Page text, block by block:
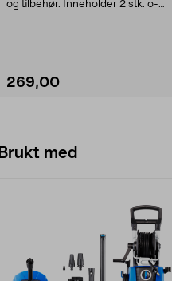
og tilbehør. Inneholder 2 stk. o-
269,00
Brukt med